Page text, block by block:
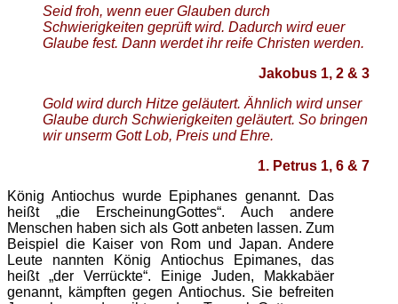
Seid froh, wenn euer Glauben durch
Schwierigkeiten geprüft wird. Dadurch wird euer
Glaube fest. Dann werdet ihr reife Christen werden.
Jakobus 1, 2 & 3
Gold wird durch Hitze geläutert. Ähnlich wird unser
Glaube durch Schwierigkeiten geläutert. So bringen
wir unserm Gott Lob, Preis und Ehre.
1. Petrus 1, 6 & 7
König Antiochus wurde Epiphanes genannt. Das
heißt „die ErscheinungGottes“. Auch andere
Menschen haben sich als Gott anbeten lassen. Zum
Beispiel die Kaiser von Rom und Japan. Andere
Leute nannten König Antiochus Epimanes, das
heißt „der Verrückte“. Einige Juden, Makkabäer
genannt, kämpften gegen Antiochus. Sie befreiten